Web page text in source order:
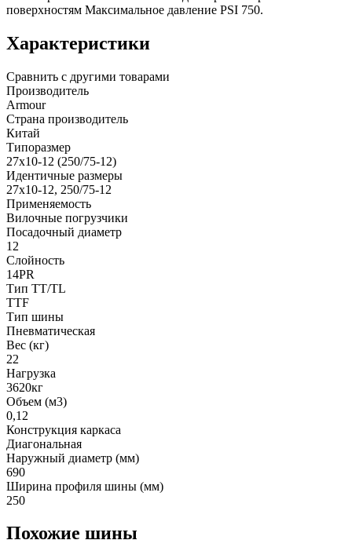
поверхностям Максимальное давление PSI 750.
Характеристики
Сравнить с другими товарами
Производитель
Armour
Страна производитель
Китай
Типоразмер
27x10-12 (250/75-12)
Идентичные размеры
27x10-12, 250/75-12
Применяемость
Вилочные погрузчики
Посадочный диаметр
12
Слойность
14PR
Тип TT/TL
TTF
Тип шины
Пневматическая
Вес (кг)
22
Нагрузка
3620кг
Объем (м3)
0,12
Конструкция каркаса
Диагональная
Наружный диаметр (мм)
690
Ширина профиля шины (мм)
250
Похожие шины